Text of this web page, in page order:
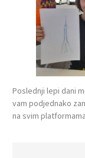
Poslednji lepi dani
vam podjednako
na svim